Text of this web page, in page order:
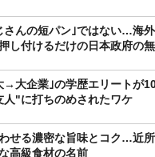
さんの短パン｣ではない…海
し付けるだけの日本政府の
大企業｣の学歴エリートが
人"に打ちのめされたワケ
せる濃密な旨味とコク…近
高級食材の名前